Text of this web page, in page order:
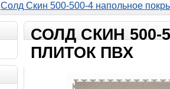
Солд Скин 500-500-4 напольное
СОЛД СКИН
ПЛИТОК ПВХ